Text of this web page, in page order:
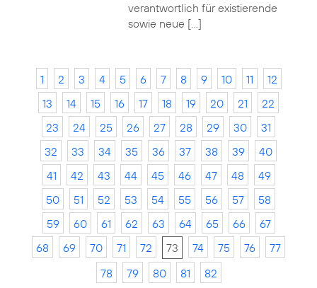
verantwortlich für existierende
sowie neue […]
1 2 3 4 5 6 7 8 9 10 11
12
13
14 15 16 17 18 19 20 21
22
23
24 25 26 27 28 29 30
31
32
33 34 35 36 37 38 39
40
41
42 43 44 45 46 47 48
49
50
51 52 53 54 55 56 57
58
59
60 61 62 63 64 65 66
67
68
69 70 71 72 73 74 75 76
77
78
79 80 81 82